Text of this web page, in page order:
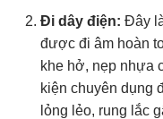
Đi dây điện: Đây
được đi âm hoàn
khe hở, nẹp nhựa
kiện chuyên dụng
lỏng lẻo, rung lắc